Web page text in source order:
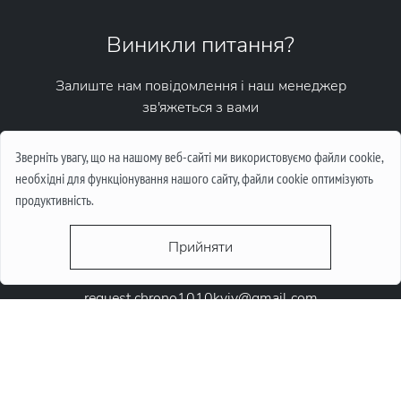
Зверніть увагу, що на нашому веб-сайті ми використовуємо файли cookie,
необхідні для функціонування нашого сайту, файли cookie оптимізують
продуктивність.
Прийняти
request.chrono1010kyiv@gmail.com
Виникли питання?
Залиште нам повідомлення і наш менеджер
зв'яжеться з вами
Написати повідомлення